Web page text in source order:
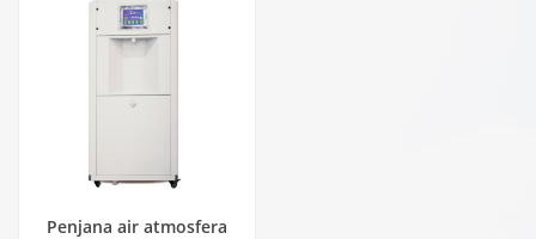
Penjana air atmosfera